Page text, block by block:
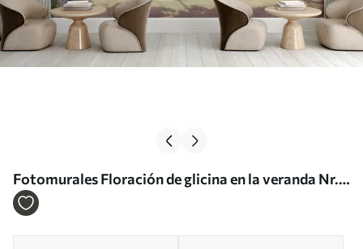
Fotomurales Floración de glicina en la veranda Nr.
u03904